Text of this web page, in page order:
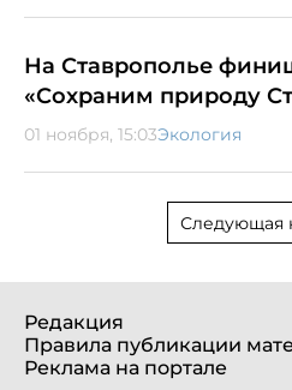
На Ставрополье
«Сохраним природу
01 ноября, 15:03Экология
Следующая
Редакция
Правила публикации
Реклама на портале